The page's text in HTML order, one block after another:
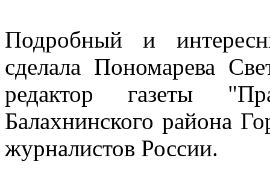
Подробный и
сделала Пономарева
редактор газеты
Балахнинского района
журналистов России.